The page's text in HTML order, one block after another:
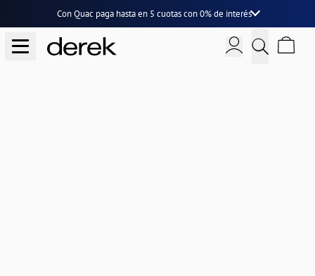
Con Quac paga hasta en 5 cuotascon0% de interés